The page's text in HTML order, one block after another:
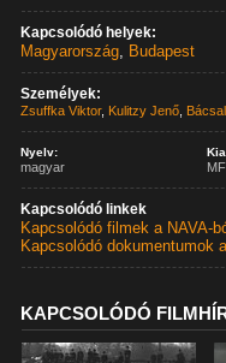
Kapcsolódó helyek:
Magyarország, Budapest
Személyek:
Zsuffka Viktor, Kulitzy Jenő
Nyelv:
magyar
Kapcsolódó linkek
Kapcsolódó filmek a NAVA-
Kapcsolódó dokumentumok
KAPCSOLÓDÓ